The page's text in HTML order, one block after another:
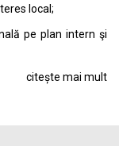
local;
pe plan intern şi
citește mai mult